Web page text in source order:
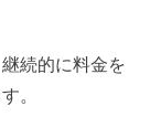
続的に料金を
。